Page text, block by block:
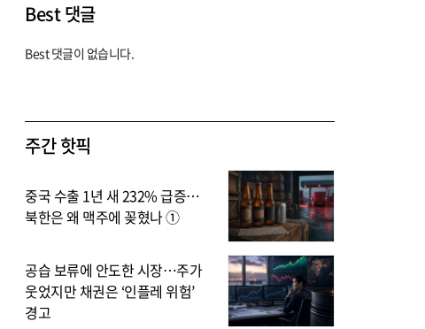
Best 댓글
Best 댓글이 없습니다.
주간 핫픽
중국 수출 1년 새 232% 급증…
북한은 왜 맥주에 꽂혔나 ①
공습 보류에 안도한 시장…주가
웃었지만 채권은 ‘인플레 위험’
경고